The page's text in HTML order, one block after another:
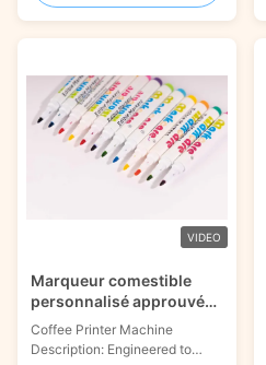
Formulated specifically for
complies with FDA, ISO22000,
Kosher, and Halal regulation...
VIDEO
Marqueur comestible
personnalisé approuvé
par la FDA pour la
décoration de gâteaux et
Coffee Printer Machine
Description: Engineered to